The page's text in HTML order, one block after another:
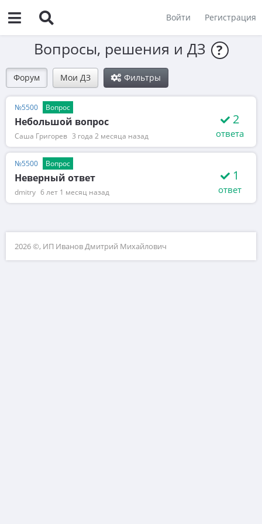
Войти Регистрация
Вопросы, решения и ДЗ ?
Форум Мои ДЗ Фильтры
2
ответа
№5500 Вопрос
Небольшой вопрос
Саша Григорев 3 года 2 месяца назад
1
ответ
№5500 Вопрос
Неверный ответ
dmitry 6 лет 1 месяц назад
2026 ©, ИП Иванов Дмитрий Михайлович